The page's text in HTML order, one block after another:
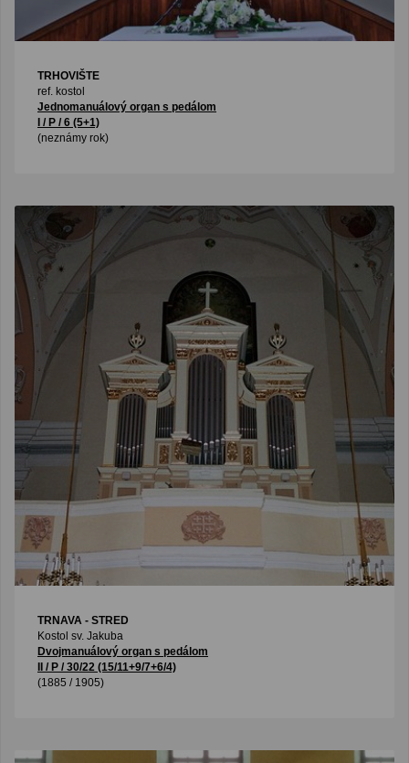
TRHOVIŠTE
ref. kostol
Jednomanuálový organ s pedálom
I / P / 6 (5+1)
(neznámy rok)
TRNAVA - STRED
Kostol sv. Jakuba
Dvojmanuálový organ s pedálom
II / P / 30/22 (15/11+9/7+6/4)
(1885 / 1905)